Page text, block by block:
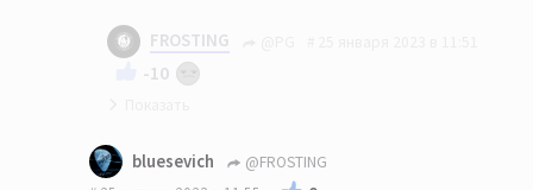
FROSTING
-10
Да, странное дело
bluesevich
@FROSTING